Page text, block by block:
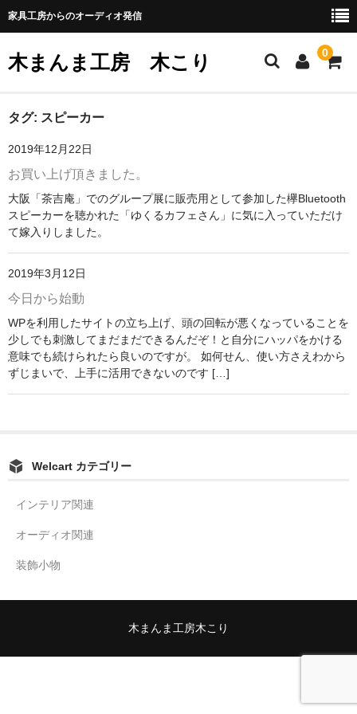
家具工房からのオーディオ発信
木まんま工房 木こり 0
ホーム
注文家具
無垢材で作るパーソナルスピーカー
ネット販売
woodヘッドシェル
SHURE V-15typeⅢのwoodハウジング化
中電MG3675カートリッジのwoodハウジング化
欅製スタイラス（レコード針）ケース
タグ: スピーカー
2019年12月22日
お買い上げ頂きました。
大阪「茶吉庵」でのグループ展に販売用として参加した欅Bluetooth
スピーカーを聴かれた「ゆくるカフェさん」に気に入っていただけ
て嫁入りしました。
2019年3月12日
今日から始動
WPを利用したサイトの立ち上げ、頭の回転が悪くなっていることを
少しでも刺激してまだまだできるんだぞ！と自分にハッパをかける
意味でも続けられたら良いのですが。 如何せん、使い方さえわから
ずじまいで、上手に活用できないのです […]
Welcart カテゴリー
インテリア関連
オーディオ関連
装飾小物
木まんま工房木こり